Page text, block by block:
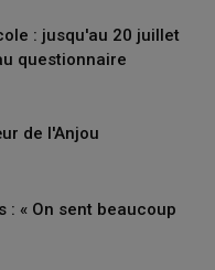
: jusqu'au 20 juillet
questionnaire
de l'Anjou
: « On sent beaucoup